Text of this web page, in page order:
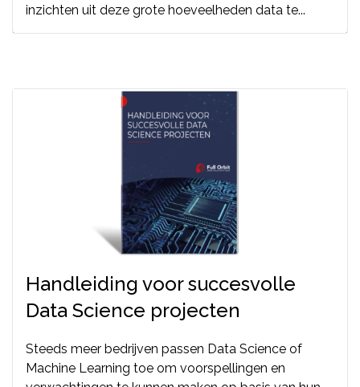
inzichten uit deze grote hoeveelheden data te...
Handleiding voor succesvolle
Data Science projecten
Steeds meer bedrijven passen Data Science of
Machine Learning toe om voorspellingen en